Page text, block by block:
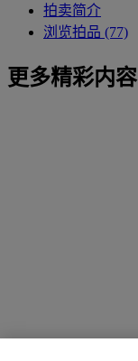
拍卖简介
浏览拍品 (77)
更多精彩内容